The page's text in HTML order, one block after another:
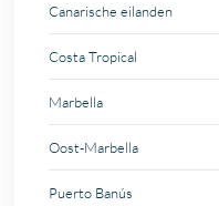
Canarische eilanden
Costa Tropical
Marbella
Oost-Marbella
Puerto Banús